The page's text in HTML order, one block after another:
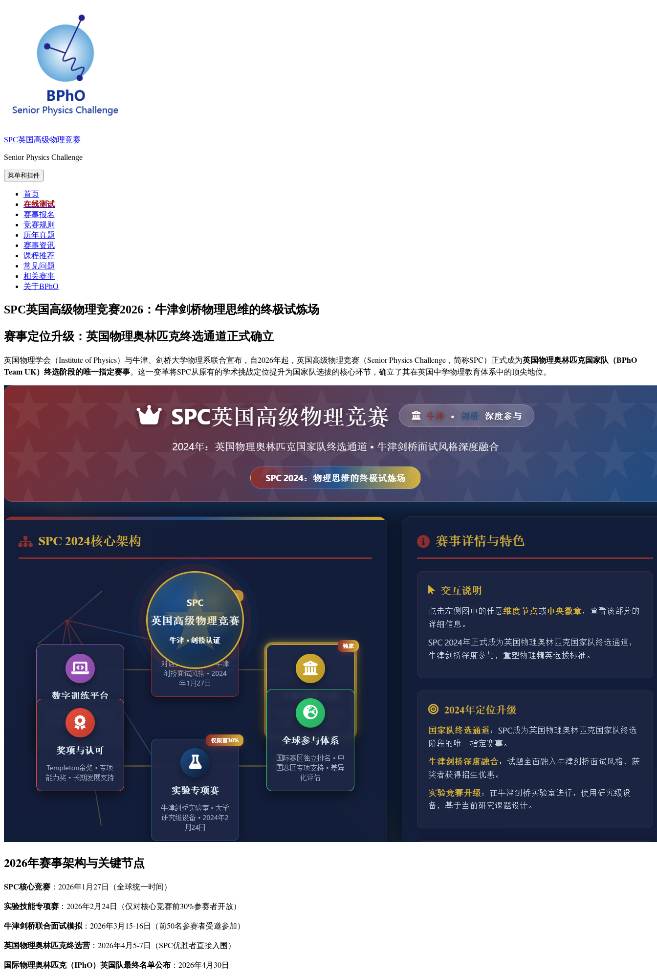
SPC英国高级物理竞赛
Senior Physics Challenge
菜单和挂件
首页
在线测试
赛事报名
竞赛规则
历年真题
赛事资讯
课程推荐
常见问题
相关赛事
关于BPhO
SPC英国高级物理竞赛2026：牛津剑桥物理思维的终极试炼场
赛事定位升级：英国物理奥林匹克终选通道正式确立
英国物理学会（Institute of Physics）与牛津、剑桥大学物理系联合宣布，自2026年起，英国高级物理竞赛（Senior Physics Challenge，简称SPC）正式成为英国物理奥林匹克国家队（BPhO
Team UK）终选阶段的唯一指定赛事。这一变革将SPC从原有的学术挑战定位提升为国家队选拔的核心环节，确立了其在英国中学物理教育体系中的顶尖地位。
2026年赛事架构与关键节点
SPC核心竞赛 ：2026年1月27日（全球统一时间）
实验技能专项赛 ：2026年2月24日（仅对核心竞赛前30%参赛者开放）
牛津剑桥联合面试模拟 ：2026年3月15-16日（前50名参赛者受邀参加）
英国物理奥林匹克终选营 ：2026年4月5-7日（SPC优胜者直接入围）
国际物理奥林匹克（IPhO）英国队最终名单公布 ：2026年4月30日